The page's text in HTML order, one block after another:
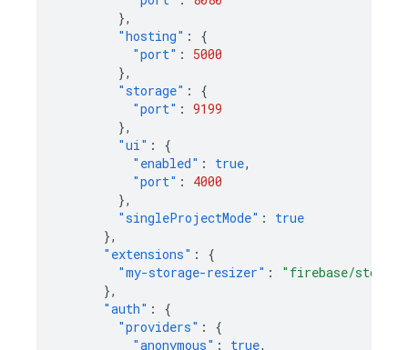
},
"hosting" :
{
"port" :
5000
},
"storage" :
{
"port" : 9199
},
"ui" :
{
"enabled" : true,
"port" :
4000
},
"singleProjectMode" :
true
},
"extensions" :
{
"my-storage-resizer" :
"firebase/
},
"auth" :
{
"providers" :
{
"anonymous" : true,